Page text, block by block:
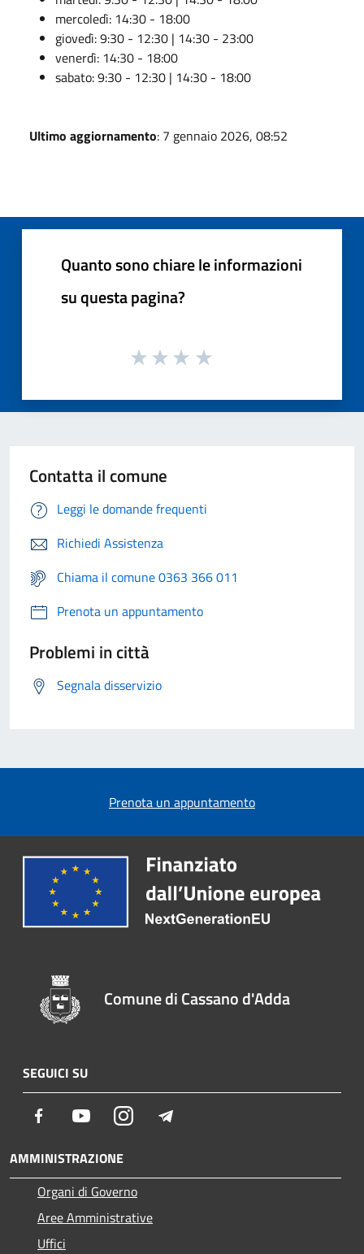
mercoledì: 14:30 - 18:00
giovedì: 9:30 - 12:30 | 14:30 - 23:00
venerdì: 14:30 - 18:00
sabato: 9:30 - 12:30 | 14:30 - 18:00
Ultimo aggiornamento: 7 gennaio 2026, 08:52
Quanto sono chiare le informazioni
su questa pagina?
Contatta il comune
Leggi le domande frequenti
Richiedi Assistenza
Chiama il comune 0363 366 011
Prenota un appuntamento
Problemi in città
Segnala disservizio
Prenota un appuntamento
Comune di Cassano d'Adda
SEGUICI SU
Facebook YoutubeInstagram
AMMINISTRAZIONE
Organi di Governo
Aree Amministrative
Uffici